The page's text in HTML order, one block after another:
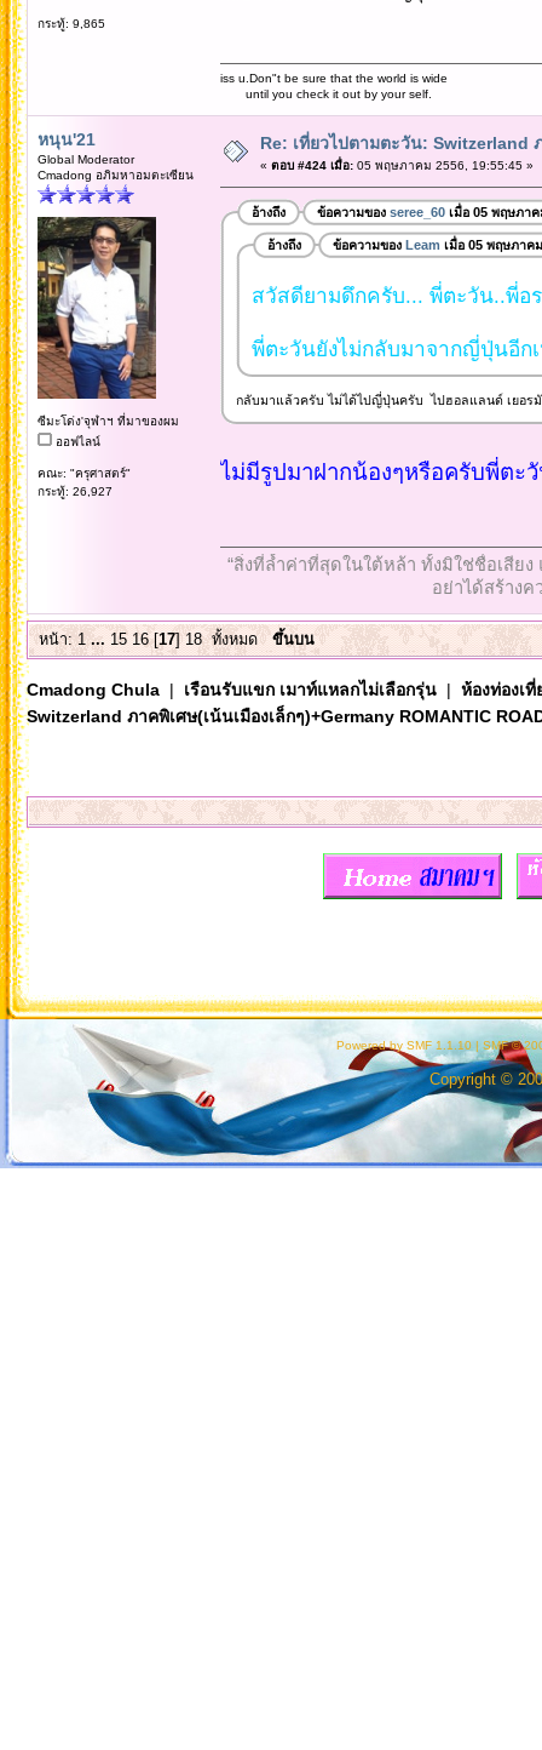
กระทู้: 9,865
iss u.Don"t be sure that the world is wide
until you check it out by your self.
หนุน'21
Global Moderator
Cmadong อภิมหาอมตะเซียน
ซีมะโด่ง'จุฬาฯ ที่มาของผม
ออฟไลน์
คณะ: "ครุศาสตร์"
กระทู้: 26,927
Re: เที่ยวไปตามตะวัน: Switzerland
« ตอบ #424 เมื่อ:05 พฤษภาคม 2556, 19:55:45 »
อ้างถึง ข้อความของ seree_60เมื่อ 05 พฤษภาค
อ้างถึง ข้อความของ Leam เมื่อ 05 พฤษภาค
สวัสดียามดึกครับ... พี่ตะวัน..พี่อ
พี่ตะวันยังไม่กลับมาจากญี่ปุ่นอีกเ
กลับมาแล้วครับ ไม่ได้ไปญี่ปุ่นครับ ไปฮอลแลนด์ เยอร
ไม่มีรูปมาฝากน้องๆหรือครับพี่ตะ
“สิ่งที่ล้ำค่าที่สุดในใต้หล้า ทั้งมิใช่ชื่อเสีย
อย่าได้สร้างค
หน้า:1 ... 15 16[17]18 ทั้งหมด ขึ้นบน
Cmadong Chula| เรือนรับแขก เมาท์แหลกไม่เลือกรุ่น| ห้องท่องเ
Switzerland ภาคพิเศษ(เน้นเมืองเล็กๆ)+Germany ROMANTIC
Powered by SMF 1.1.10 | SMF ©
Copyright ©